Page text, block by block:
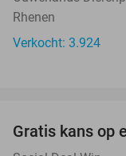
Rhenen
Verkocht: 3.924
Gratis kans op